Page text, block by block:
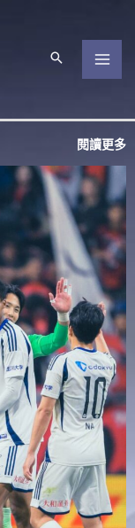
閱讀更多